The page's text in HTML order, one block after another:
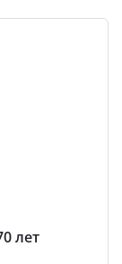
лет